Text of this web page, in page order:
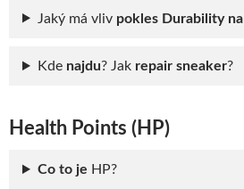
Jaký má vliv pokles Durability
Kde najdu? Jak repair sneaker?
Health Points (HP)
Co to je HP?